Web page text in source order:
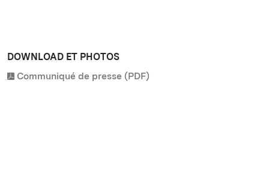
DOWNLOAD ET PHOTOS
Communiqué de presse (PDF)